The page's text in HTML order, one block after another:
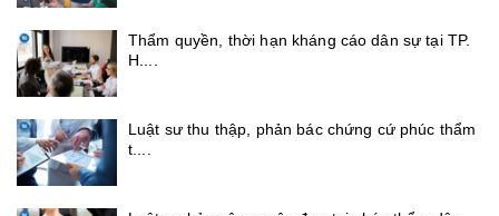
Thẩm quyền, thời hạn kháng cáo dân sự tại TP.
H....
Luật sư thu thập, phản bác chứng cứ phúc thẩm
t....